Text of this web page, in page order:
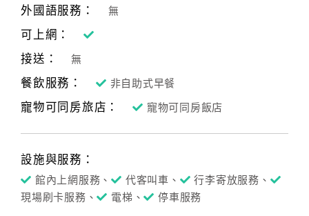
外國語服務： 無
可上網：
接送：
無
餐飲服務： 非自助式早餐
寵物可同房旅店： 寵物可同房飯店
設施與服務：
館內上網服務、 代客叫車、
行李寄放服務、
現場刷卡服務、
電梯、 停車服務